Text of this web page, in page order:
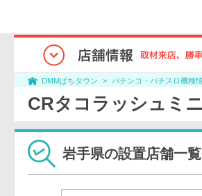
DMMぱちタウン パチンコ・パチスロ機種
CRタコラッシュミ
岩手県の設置店舗一覧